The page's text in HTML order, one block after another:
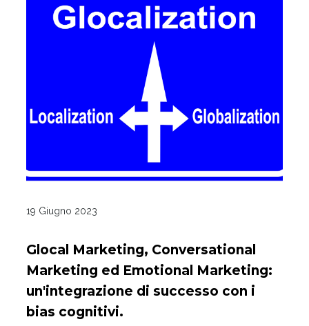
19 Giugno 2023
Glocal Marketing, Conversational
Marketing ed Emotional Marketing:
un'integrazione di successo con i
bias cognitivi.